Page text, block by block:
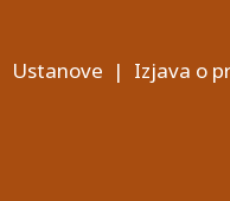
Ustanove | Izjava o